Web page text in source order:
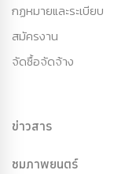
กฏหมายและระเบียบ
สมัครงาน
จัดซื้อจัดจ้าง
ข่าวสาร
ชมภาพยนตร์